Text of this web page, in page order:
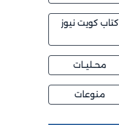
كتاب كويت نيوز
محــليــات
منوعات